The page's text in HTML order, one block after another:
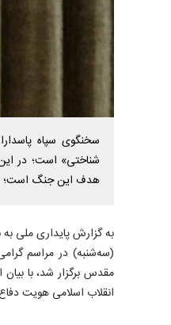
سخنگوی سپاه
شناختی» است؛ در
هدف این جنگ است؛
به گزارش پایداری ملی
(سه‌شنبه) در مراسم
مقدس برگزار شد، با
انقلاب اسلامی هویت